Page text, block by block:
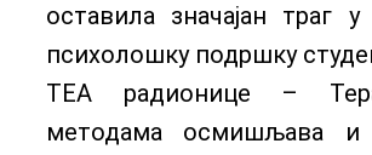
оставила значајан траг
психолошку подршку
ТЕА радионице –
методама осмишљава